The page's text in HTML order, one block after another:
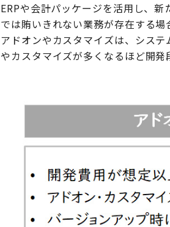
ERPや会計パッケージを活用し、
では賄いきれない業務が存在する
アドオンやカスタマイズは、シス
やカスタマイズが多くなるほど開